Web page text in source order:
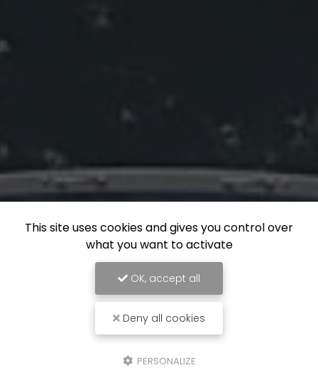
This site uses cookies and gives you control over
what you want to activate
OK, accept all
Deny all cookies
PERSONALIZE